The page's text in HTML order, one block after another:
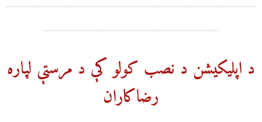
د اپلیکیشن د نصب کولو کې د مرستې لپاره
رضاکاران